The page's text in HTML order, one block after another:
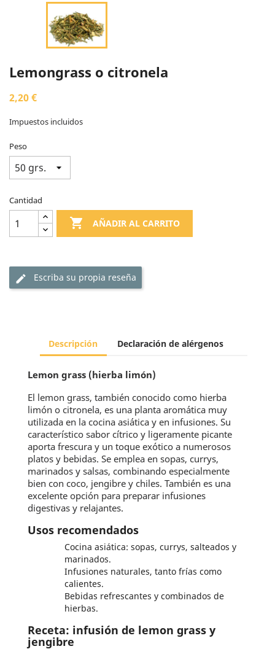
Lemongrass o citronela
2,20 €
Impuestos incluidos
Peso
Cantidad
 AÑADIR AL CARRITO
edit Escriba su propia reseña
Descripción Declaración de alérgenos
Lemon grass (hierba limón)
El lemon grass, también conocido como hierba
limón o citronela, es una planta aromática muy
utilizada en la cocina asiática y en infusiones. Su
característico sabor cítrico y ligeramente picante
aporta frescura y un toque exótico a numerosos
platos y bebidas. Se emplea en sopas, currys,
marinados y salsas, combinando especialmente
bien con coco, jengibre y chiles. También es una
excelente opción para preparar infusiones
digestivas y relajantes.
Usos recomendados
Cocina asiática: sopas, currys, salteados y
marinados.
Infusiones naturales, tanto frías como
calientes.
Bebidas refrescantes y combinados de
hierbas.
Receta: infusión de lemon grass y
jengibre